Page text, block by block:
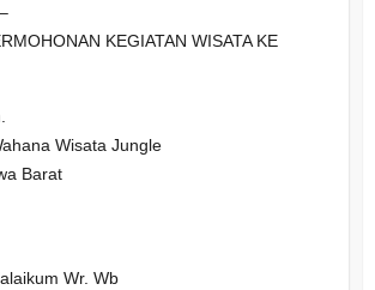
KEGIATAN WISATA KE
Wisata Jungle
Barat
Wr. Wb